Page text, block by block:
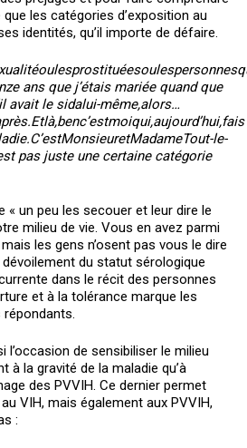
les catégories d’exposition au
identités, qu’il importe de défaire.
oulesprostituéesoulespersonnes
ans que j’étais mariée quand que
avait le sidalui-même,alors…
Etlà,benc’estmoiqui,aujourd’hui,fais
C’estMonsieuretMadameTout-le-
pas juste une certaine catégorie
« un peu les secouer et leur dire le
milieu de vie. Vous en avez parmi
les gens n’osent pas vous le dire
du statut sérologique
dans le récit des personnes
et à la tolérance marque les
l’occasion de sensibiliser le milieu
à la gravité de la maladie qu’à
des PVVIH. Ce dernier permet
VIH, mais également aux PVVIH,
: